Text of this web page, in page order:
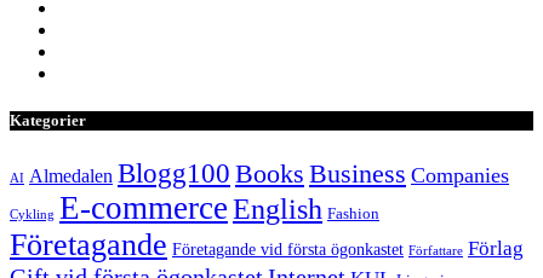
Kategorier
AI Almedalen Blogg100 Books Business Companies
Cykling E-commerceEnglish Fashion
Företagande Företagande vid första ögonkastet Författare Förlag